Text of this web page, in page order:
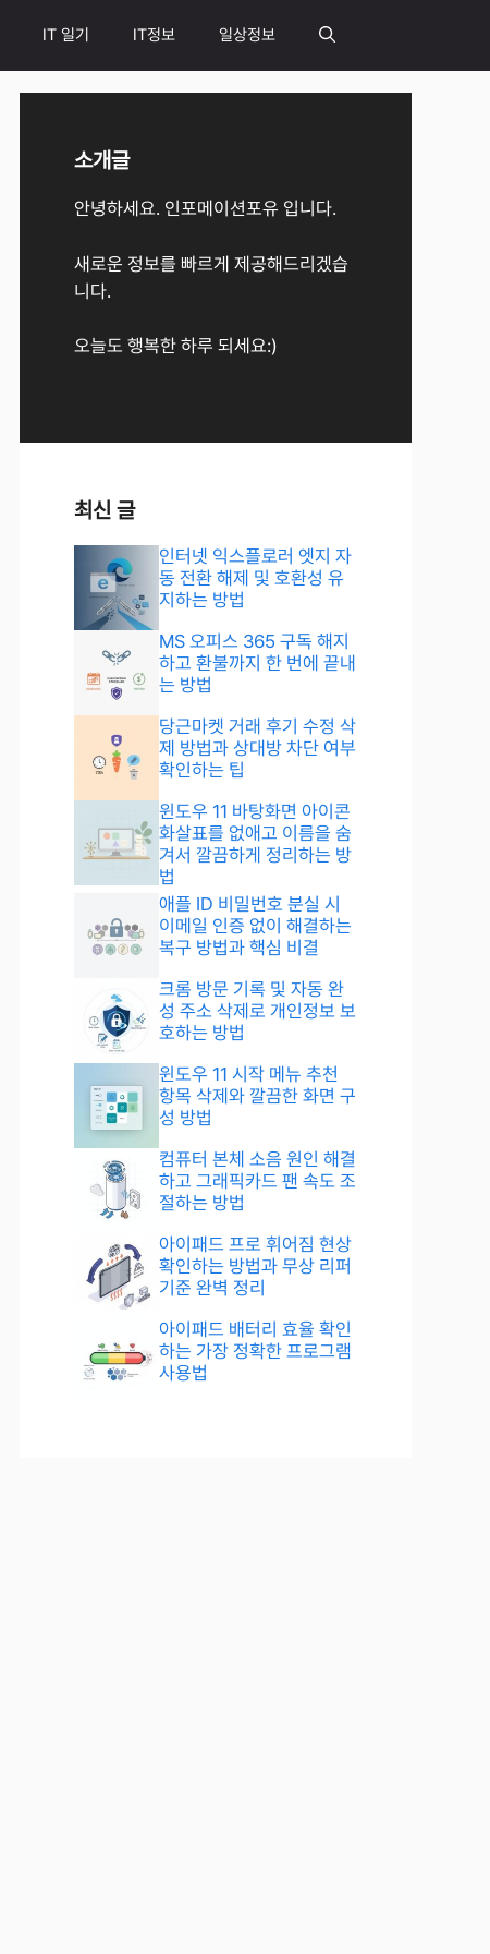
IT 일기 IT정보 일상정보
소개글
안녕하세요. 인포메이션포유 입니다.
새로운 정보를 빠르게 제공해드리겠습
니다.
오늘도 행복한 하루 되세요:)
최신 글
인터넷 익스플로러 엣지 자
동 전환 해제 및 호환성 유
지하는 방법
MS 오피스 365 구독 해지
하고 환불까지 한 번에 끝내
는 방법
당근마켓 거래 후기 수정 삭
제 방법과 상대방 차단 여부
확인하는 팁
윈도우 11 바탕화면 아이콘
화살표를 없애고 이름을 숨
겨서 깔끔하게 정리하는 방
법
애플 ID 비밀번호 분실 시
이메일 인증 없이 해결하는
복구 방법과 핵심 비결
크롬 방문 기록 및 자동 완
성 주소 삭제로 개인정보 보
호하는 방법
윈도우 11 시작 메뉴 추천
항목 삭제와 깔끔한 화면 구
성 방법
컴퓨터 본체 소음 원인 해결
하고 그래픽카드 팬 속도 조
절하는 방법
아이패드 프로 휘어짐 현상
확인하는 방법과 무상 리퍼
기준 완벽 정리
아이패드 배터리 효율 확인
하는 가장 정확한 프로그램
사용법